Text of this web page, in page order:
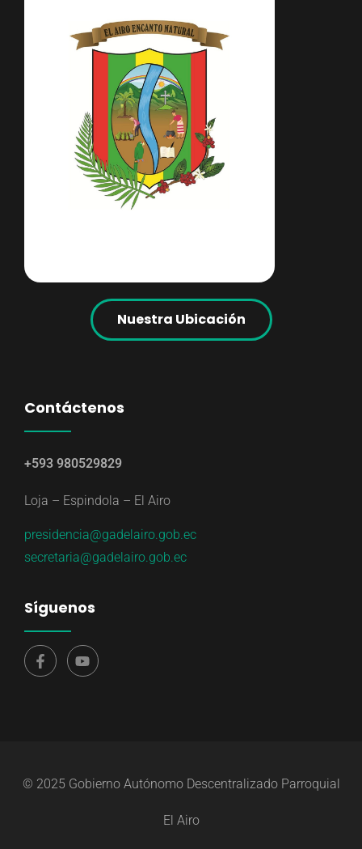
Nuestra Ubicación
Contáctenos
+593 980529829
Loja – Espindola – El Airo
presidencia@gadelairo.gob.ec
secretaria@gadelairo.gob.ec
Síguenos
© 2025 Gobierno Autónomo Descentralizado Parroquial
El Airo